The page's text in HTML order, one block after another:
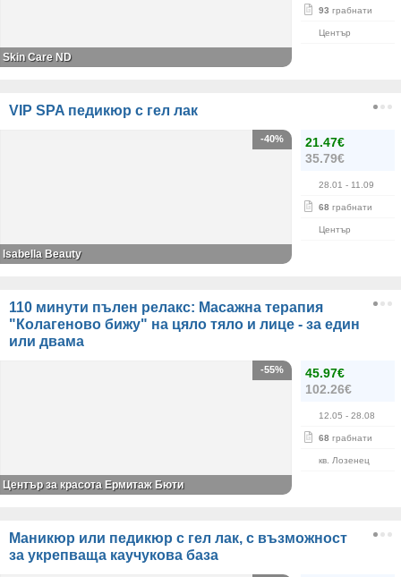
93 грабнати
Център
Skin Care ND
VIP SPA педикюр с гел лак
21.47€
35.79€
28.01 - 11.09
68 грабнати
Център
-40%
Isabella Beauty
110 минути пълен релакс: Масажна терапия
"Колагеново бижу" на цяло тяло и лице - за един
или двама
45.97€
102.26€
12.05 - 28.08
68 грабнати
кв. Лозенец
-55%
Център за красота Ермитаж Бюти
Маникюр или педикюр с гел лак, с възможност
за укрепваща каучукова база